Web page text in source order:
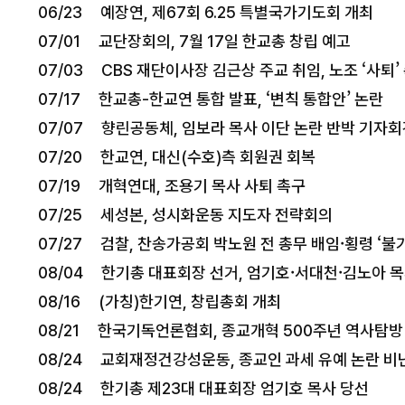
06/23 예장연, 제67회 6.25 특별국가기도회 개최
07/01 교단장회의, 7월 17일 한교총 창립 예고
07/03 CBS 재단이사장 김근상 주교 취임, 노조 ‘사퇴’
07/17 한교총-한교연 통합 발표, ‘변칙 통합안’ 논란
07/07 향린공동체, 임보라 목사 이단 논란 반박 기자회
07/20 한교연, 대신(수호)측 회원권 회복
07/19 개혁연대, 조용기 목사 사퇴 촉구
07/25 세성본, 성시화운동 지도자 전략회의
07/27 검찰, 찬송가공회 박노원 전 총무 배임·횡령 ‘불
08/04 한기총 대표회장 선거, 엄기호·서대천·김노아
08/16 (가칭)한기연, 창립총회 개최
08/21 한국기독언론협회, 종교개혁 500주년 역사탐방
08/24 교회재정건강성운동, 종교인 과세 유예 논란 비
08/24 한기총 제23대 대표회장 엄기호 목사 당선